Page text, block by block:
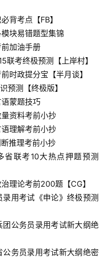
考点【FB】
块易错题型集锦
加油手册
考终极预测【上岸村】
政提分宝【半月谈】
测【终极版】
蒙题技巧
资料考前小抄
理解考前小抄
推理考前小抄
联考10大热点押题预测
论考前200题【CG】
用考试《申论》终极预测
公务员录用考试新大纲绝
务员录用考试新大纲绝密